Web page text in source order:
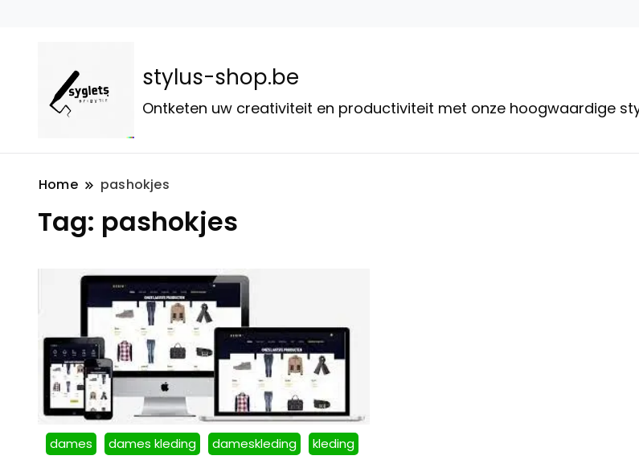
stylus-shop.be
Ontketen uw creativiteit en productiviteit met onze hoogwaardige
Home pashokjes
Tag: pashokjes
dames dames kleding dameskleding kleding